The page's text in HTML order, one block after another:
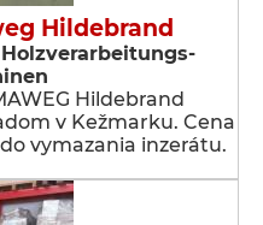
Hildebrand
Hildebrand
v Kežmarku. Cena
vymazania inzerátu.